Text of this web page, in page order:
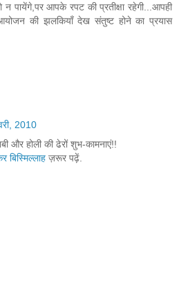
पायेंगे,पर आपके रपट की प्रतीक्षा रहेगी...आपही
की झलकियाँ देख संतुष्ट होने का प्रयास
2010
और होली की ढेरों शुभ-कामनाएं!!
बिस्मिल्लाह ज़रूर पढ़ें.